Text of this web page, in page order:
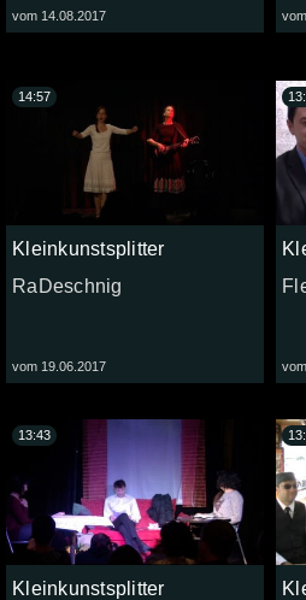
vom 14.08.2017
Kleinkunstsplitter
RaDeschnig
vom 19.06.2017
14:57
Kleinkunstsplitter
13:43